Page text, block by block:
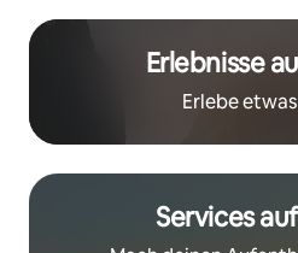
Erlebnisse
Erlebe
Services